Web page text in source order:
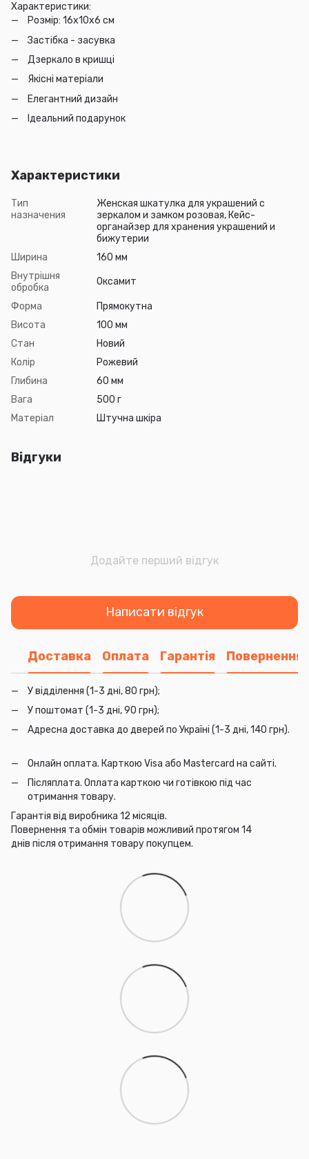
Характеристики:
Розмір: 16х10х6 см
Застібка - засувка
Дзеркало в кришці
Якісні матеріали
Елегантний дизайн
Ідеальний подарунок
Характеристики
Тип
назначения
Женская шкатулка для украшений с
зеркалом и замком розовая, Кейс-
органайзер для хранения украшений и
бижутерии
Ширина
160 мм
Внутрішня
обробка
Оксамит
Форма
Прямокутна
Висота
100 мм
Стан
Новий
Колір
Рожевий
Глибина
60 мм
Вага
500 г
Матеріал
Штучна шкіра
Відгуки
Додайте перший відгук
Написати відгук
Доставка Оплата Гарантія Повернення
У відділення (1-3 дні, 80 грн);
У поштомат (1-3 дні, 90 грн);
Адресна доставка до дверей по Україні (1-3 дні, 140 грн).
Онлайн оплата. Карткою Visa або Mastercard на сайті.
Післяплата. Оплата карткою чи готівкою під час
отримання товару.
Гарантія від виробника 12 місяців.
Повернення та обмін товарів можливий протягом 14
днів після отримання товару покупцем.